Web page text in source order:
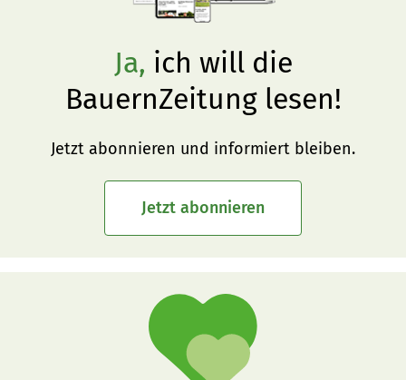
Ja, ich will die
BauernZeitung lesen!
Jetzt abonnieren und informiert bleiben.
Jetzt abonnieren